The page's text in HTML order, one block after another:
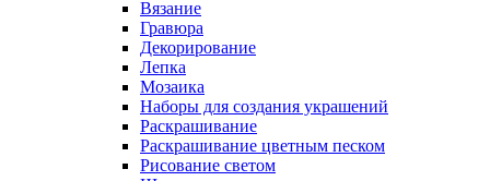
Вязание
Гравюра
Декорирование
Лепка
Мозаика
Наборы для создания украшений
Раскрашивание
Раскрашивание цветным песком
Рисование светом